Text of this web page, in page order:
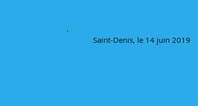
.
  Saint-Denis, le 14 juin 2019